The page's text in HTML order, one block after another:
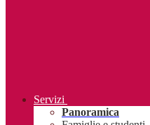
Servizi
Panoramica